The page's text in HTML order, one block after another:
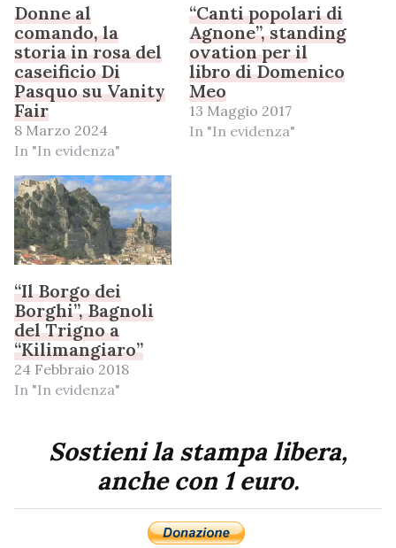
Donne al
comando, la
storia in rosa del
caseificio Di
Pasquo su Vanity
Fair
8 Marzo 2024
In "In evidenza"
“Canti popolari di
Agnone”, standing
ovation per il
libro di Domenico
Meo
13 Maggio 2017
In "In evidenza"
“Il Borgo dei
Borghi”, Bagnoli
del Trigno a
“Kilimangiaro”
24 Febbraio 2018
In "In evidenza"
Sostieni la stampa libera,
anche con 1 euro.